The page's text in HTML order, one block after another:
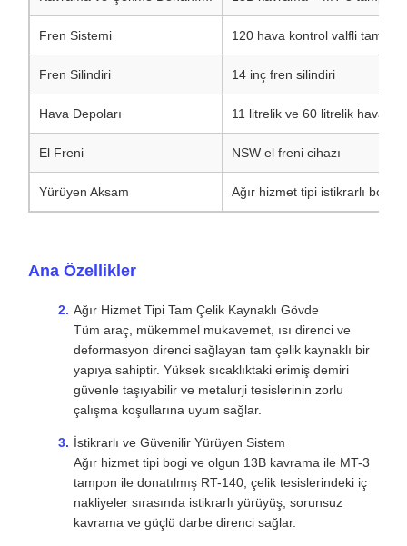
Ana Özellikler
Ağır Hizmet Tipi Tam Çelik Kaynaklı Gövde
Tüm araç, mükemmel mukavemet, ısı direnci ve
deformasyon direnci sağlayan tam çelik kaynaklı bir
yapıya sahiptir. Yüksek sıcaklıktaki erimiş demiri
güvenle taşıyabilir ve metalurji tesislerinin zorlu
çalışma koşullarına uyum sağlar.
İstikrarlı ve Güvenilir Yürüyen Sistem
kavrama ve güçlü darbe direnci sağlar.
Araç, 120 hava kontrol valfli tam bir hava fren sistemi
kullanır, 14 inçlik fren silindirleri ve çift hava depoları
ile eşleştirilmiştir. Ayrıca yedek ve park koruması için
bir NSW el freni ile donatılmıştır, bu da operasyonel
güvenliği büyük ölçüde artırır.
Metalurji Çalışma Koşulları İçin Profesyonel
Bu model, demir ve çelik eritme tesislerinde
demir taşımacılığıiçin özel olarak tasarlanmıştır.
Uzun vadeli, yüksek frekanslı endüstriyel operasyon
gereksinimlerini karşılamak için güvenliğe,
dayanıklılığa ve bakım kolaylığına odaklanır.